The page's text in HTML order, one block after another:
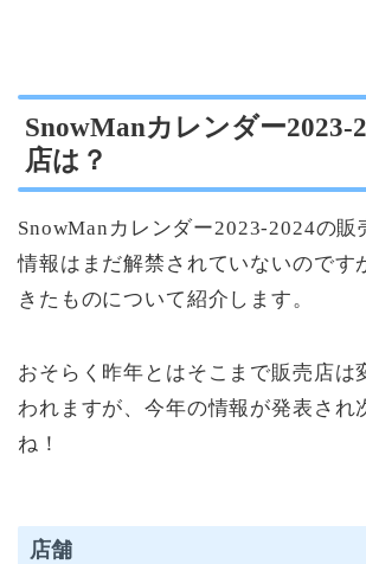
SnowManカレンダー2023-
店は？
SnowManカレンダー2023-2024の販
情報はまだ解禁されていないのです
きたものについて紹介します。
おそらく昨年とはそこまで販売店は
われますが、今年の情報が発表され
ね！
店舗